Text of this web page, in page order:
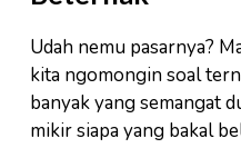
Udah nemu pasarnya?
kita ngomongin soal
banyak yang semangat
mikir siapa yang bakal